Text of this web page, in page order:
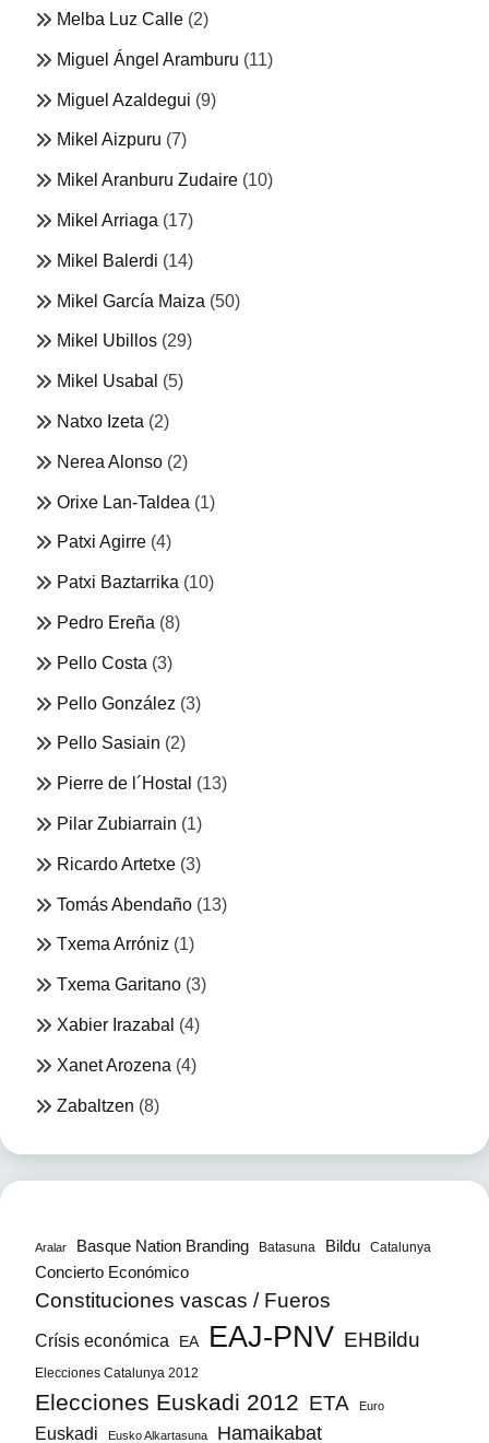
Melba Luz Calle (2)
Miguel Ángel Aramburu (11)
Miguel Azaldegui (9)
Mikel Aizpuru (7)
Mikel Aranburu Zudaire (10)
Mikel Arriaga (17)
Mikel Balerdi (14)
Mikel García Maiza (50)
Mikel Ubillos (29)
Mikel Usabal (5)
Natxo Izeta (2)
Nerea Alonso (2)
Orixe Lan-Taldea (1)
Patxi Agirre (4)
Patxi Baztarrika (10)
Pedro Ereña (8)
Pello Costa (3)
Pello González (3)
Pello Sasiain (2)
Pierre de l´Hostal (13)
Pilar Zubiarrain (1)
Ricardo Artetxe (3)
Tomás Abendaño (13)
Txema Arróniz (1)
Txema Garitano (3)
Xabier Irazabal (4)
Xanet Arozena (4)
Zabaltzen (8)
Aralar Basque Nation Branding Batasuna Bildu Catalunya
Concierto Económico
Constituciones vascas / Fueros
Crísis económica EA EAJ-PNV EHBildu
Elecciones Catalunya 2012
Elecciones Euskadi 2012 ETA Euro
Euskadi Eusko Alkartasuna Hamaikabat